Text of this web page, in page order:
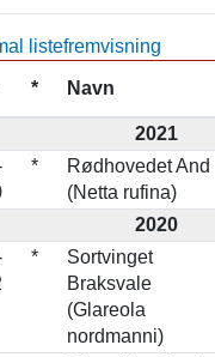
listefremvisning
* Navn
2021
*
Rødhovedet And
(Netta rufina)
2020
*
Sortvinget
Braksvale
(Glareola
nordmanni)